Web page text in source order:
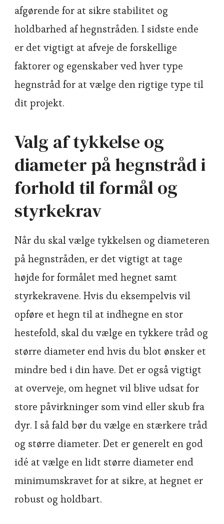
afgørende for at sikre stabilitet og
holdbarhed af hegnstråden. I sidste ende
er det vigtigt at afveje de forskellige
faktorer og egenskaber ved hver type
hegnstråd for at vælge den rigtige type til
dit projekt.
Valg af tykkelse og
diameter på hegnstråd i
forhold til formål og
styrkekrav
Når du skal vælge tykkelsen og diameteren
på hegnstråden, er det vigtigt at tage
højde for formålet med hegnet samt
styrkekravene. Hvis du eksempelvis vil
opføre et hegn til at indhegne en stor
hestefold, skal du vælge en tykkere tråd og
større diameter end hvis du blot ønsker et
mindre bed i din have. Det er også vigtigt
at overveje, om hegnet vil blive udsat for
store påvirkninger som vind eller skub fra
dyr. I så fald bør du vælge en stærkere tråd
og større diameter. Det er generelt en god
idé at vælge en lidt større diameter end
minimumskravet for at sikre, at hegnet er
robust og holdbart.